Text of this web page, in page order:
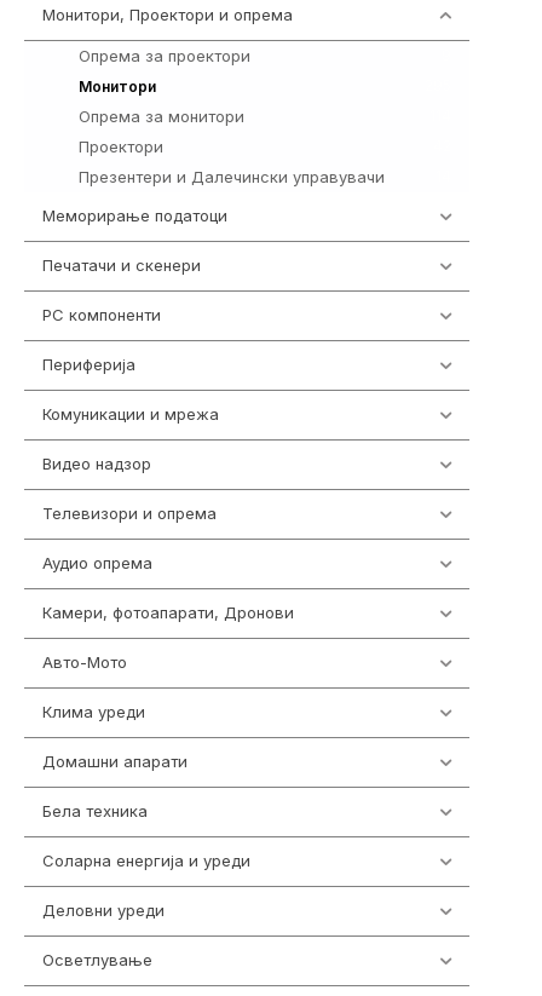
Монитори, Проектори и опрема
Опрема за проектори
Монитори
Опрема за монитори
Проектори
Презентери и Далечински управувачи
Меморирање податоци
Печатачи и скенери
PC компоненти
Периферија
Комуникации и мрежа
Видео надзор
Телевизори и опрема
Аудио опрема
Камери, фотоапарати, Дронови
Авто-Мото
Клима уреди
Домашни апарати
Бела техника
Соларна енергија и уреди
Деловни уреди
Осветлување